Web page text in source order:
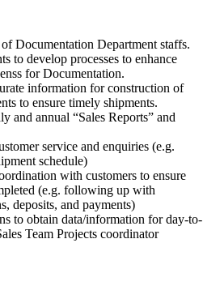
Documentation Department staffs.
to develop processes to enhance
for Documentation.
information for construction of
to ensure timely shipments.
and annual “Sales Reports” and
service and enquiries (e.g.
schedule)
with customers to ensure
(e.g. following up with
deposits, and payments)
to obtain data/information for day-to-
Team Projects coordinator